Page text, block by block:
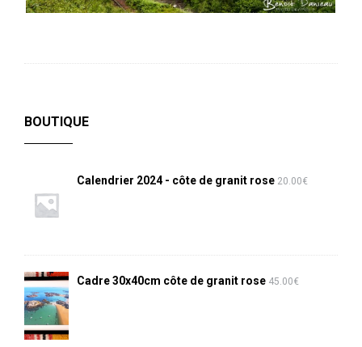
BOUTIQUE
Calendrier 2024 - côte de granit rose 20.00€
Cadre 30x40cm côte de granit rose 45.00€